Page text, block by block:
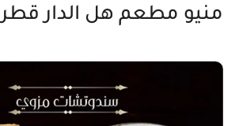
منيو مطعم هل الدار قطر